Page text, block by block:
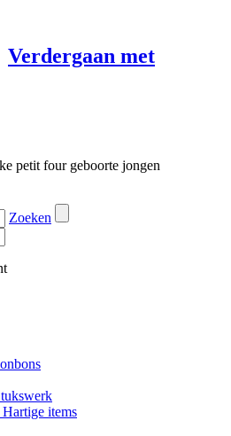
Verdergaan met
petit four geboorte jongen
Zoeken
items